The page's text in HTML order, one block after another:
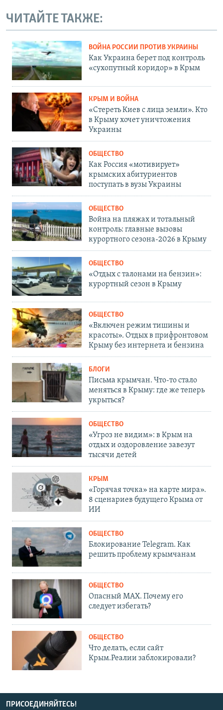
ЧИТАЙТЕ ТАКЖЕ:
ВОЙНА РОССИИ ПРОТИВ УКРАИНЫ
Как Украина берет под контроль
«сухопутный коридор» в Крым
КРЫМ И ВОЙНА
«Стереть Киев с лица земли». Кто
в Крыму хочет уничтожения
Украины
ОБЩЕСТВО
Как Россия «мотивирует»
крымских абитуриентов
поступать в вузы Украины
ОБЩЕСТВО
Война на пляжах и тотальный
контроль: главные вызовы
курортного сезона-2026 в Крыму
ОБЩЕСТВО
«Отдых с талонами на бензин»:
курортный сезон в Крыму
ОБЩЕСТВО
«Включен режим тишины и
красоты». Отдых в прифронтовом
Крыму без интернета и бензина
БЛОГИ
Письма крымчан. Что-то стало
меняться в Крыму: где же теперь
укрыться?
ОБЩЕСТВО
«Угроз не видим»: в Крым на
отдых и оздоровление завезут
тысячи детей
КРЫМ
«Горячая точка» на карте мира».
8 сценариев будущего Крыма от
ИИ
ОБЩЕСТВО
Блокирование Telegram. Как
решить проблему крымчанам
ОБЩЕСТВО
Опасный MAX. Почему его
следует избегать?
ОБЩЕСТВО
Что делать, если сайт
Крым.Реалии заблокировали?
ПРИСОЕДИНЯЙТЕСЬ!